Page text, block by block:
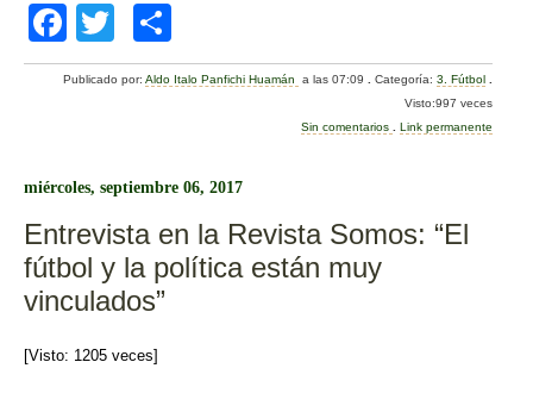
F
a
b
o
k
wi
tt
o
m
ar
tir
Publicado por:Aldo Italo Panfichi Huamán a las 07:09.Categoría:3. Fútbol .
Visto:997 veces
Sin comentarios. Link permanente
miércoles, septiembre 06, 2017
Entrevista en la Revista Somos: “El
fútbol y la política están muy
vinculados”
[Visto: 1205 veces]